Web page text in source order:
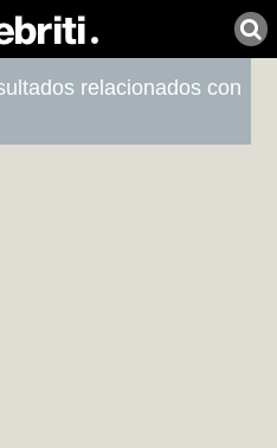
relacionados con